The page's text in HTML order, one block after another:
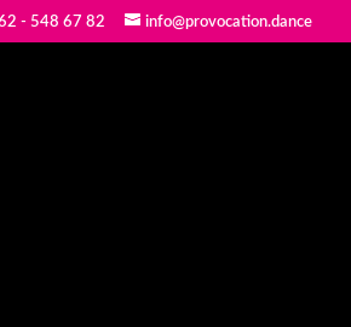
- 548 67 82 info@provocation.dance